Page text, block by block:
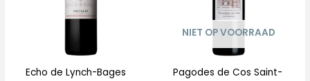
Echo de Lynch-Bages
NIET OP VOORRAAD
Pagodes de Cos Saint-